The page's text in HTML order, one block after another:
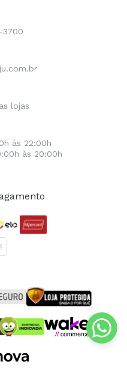
3700
lojas
às 22:00h
às 20:00h